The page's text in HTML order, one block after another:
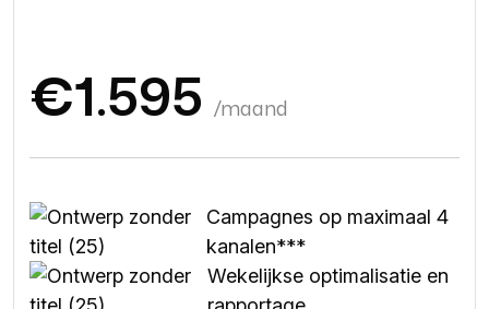
€1.595 /maand
Campagnes op maximaal 4
kanalen***
Wekelijkse optimalisatie en